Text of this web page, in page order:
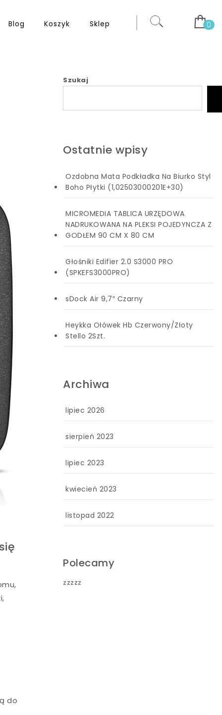
Blog Koszyk Sklep 0
do
Szukaj
Ostatnie wpisy
Ozdobna Mata Podkładka Na Biurko Styl
Boho Płytki (1,02503000201E+30)
MICROMEDIA TABLICA URZĘDOWA
NADRUKOWANA NA PLEKSI POJEDYNCZA Z
GODŁEM 90 CM X 80 CM
Głośniki Edifier 2.0 S3000 PRO
(SPKEFS3000PRO)
sDock Air 9,7″ Czarny
Heykka Ołówek Hb Czerwony/Złoty
Stello 2Szt.
Archiwa
lipiec 2026
sierpień 2023
lipiec 2023
kwiecień 2023
listopad 2022
Polecamy
zzzzz